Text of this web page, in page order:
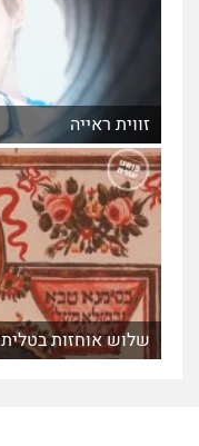
זווית ראייה
שלוש אוחזות בטלית